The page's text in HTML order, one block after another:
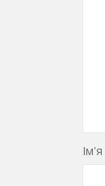
Ім'я